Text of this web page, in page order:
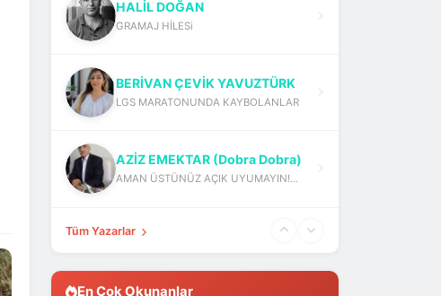
HALİL DOĞAN
GRAMAJ HİLESi
BERİVAN ÇEVİK YAVUZTÜRK
LGS MARATONUNDA KAYBOLANLAR
AZİZ EMEKTAR (Dobra Dobra)
AMAN ÜSTÜNÜZ AÇIK UYUMAYIN!...
Tüm Yazarlar
En Çok Okunanlar